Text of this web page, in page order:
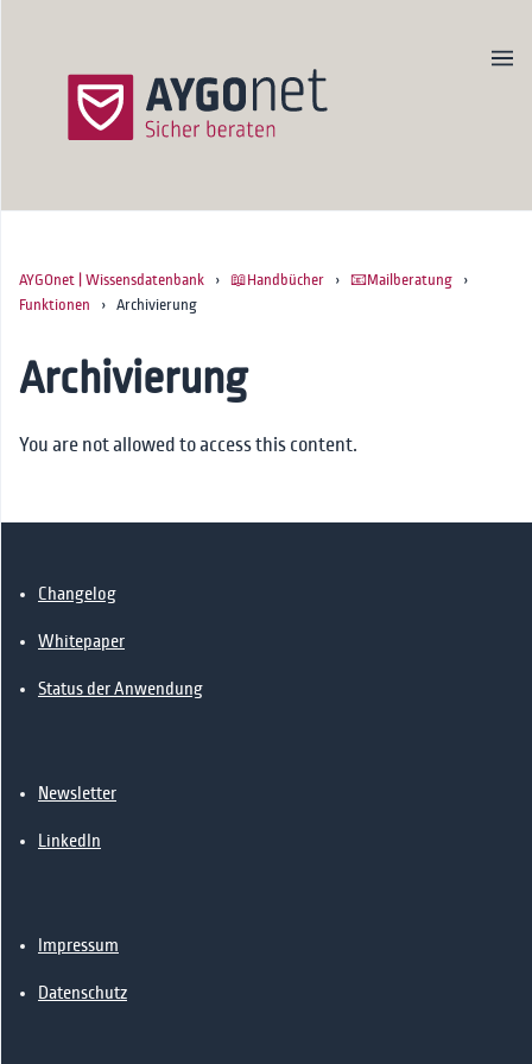
Produktseite
🔗Kontakt
AYGOnet | Wissensdatenbank › 📖Handbücher › 📧Mailberatung ›
Funktionen › Archivierung
Archivierung
You are not allowed to access this content.
Changelog
Whitepaper
Status der Anwendung
Newsletter
LinkedIn
Impressum
Datenschutz